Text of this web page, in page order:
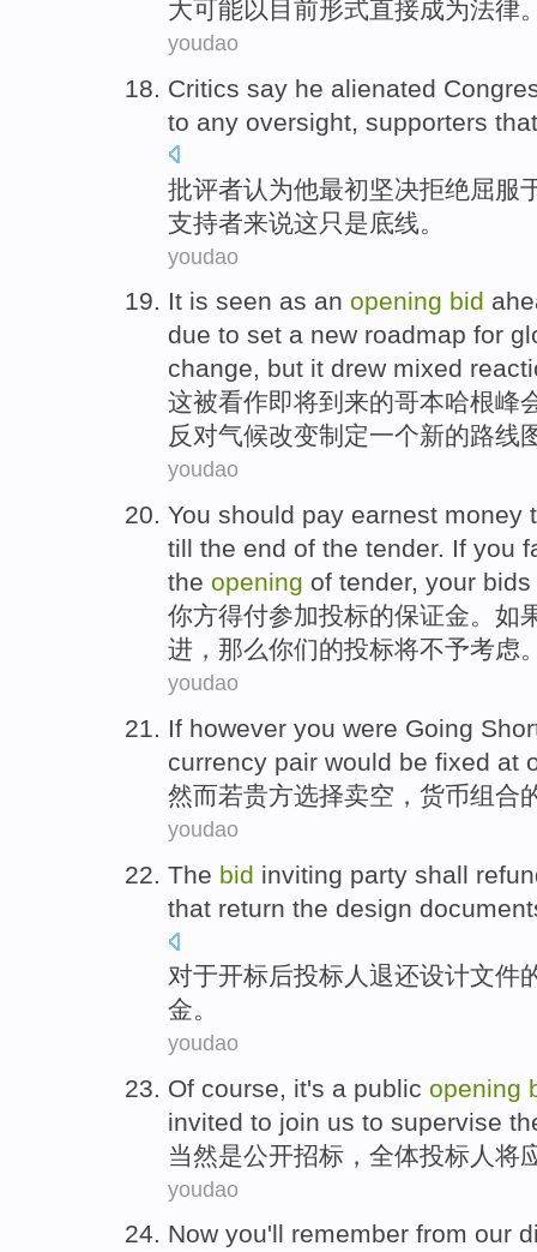
大可能以目前形式直接成为法律
youdao
Critics say he alienated
to any oversight supporters
批评者认为他最初坚决拒绝 屈服
支持者来说这 只是底线。
youdao
It is seen as an opening bid
due to set a new roadmap for
change, but it drew mixed
这被看作即将到来的哥本哈根峰
反对气候改变制定一个新的路线
youdao
You should pay earnest money
till the end of the tender. If you
the opening of tender, your bids
你方得付参加投标的保证金。 如
进 ，那么你们的投标将不予考虑
youdao
If however you were Going
currency pair would be fixed at
然而若贵方选择卖空 ， 货币组合
youdao
The bid inviting party shall
that return the design
对于开标后投标人 退还设计文件
金。
youdao
Of course , it's a public opening
invited to join us to supervise
当然是公开招标 ， 全体投标人 将
youdao
Now you'll remember from our